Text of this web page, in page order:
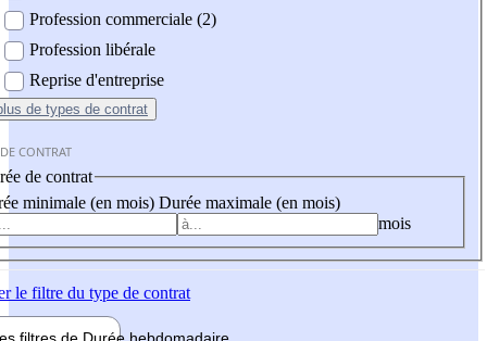
Profession commerciale (2)
Profession libérale
Reprise d'entreprise
de types de contrat
CONTRAT
de contrat
minimale (en mois) Durée maximale (en mois)
mois
le filtre du type de contrat
filtres de Durée hebdomadaire